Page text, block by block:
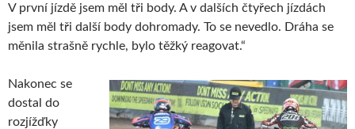
V první jízdě jsem měl tři body. A v dalších čtyřech jízdách
jsem měl tři další body dohromady. To se nevedlo. Dráha se
měnila strašně rychle, bylo těžký reagovat.“
Nakonec se
dostal do
rozjížďky